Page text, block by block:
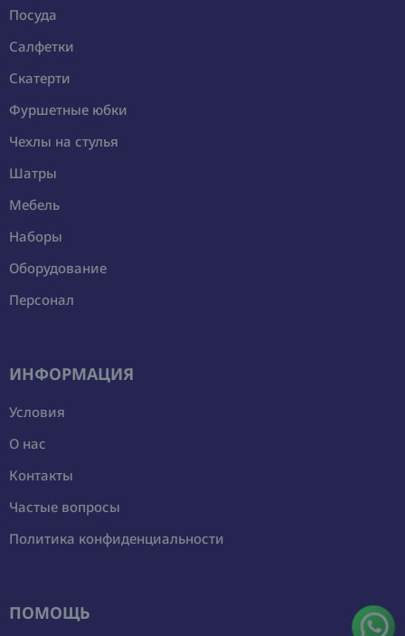
Посуда
Салфетки
Скатерти
Фуршетные юбки
Чехлы на стулья
Шатры
Мебель
Наборы
Оборудование
Персонал
ИНФОРМАЦИЯ
Условия
О нас
Контакты
Частые вопросы
Политика конфиденциальности
ПОМОЩЬ